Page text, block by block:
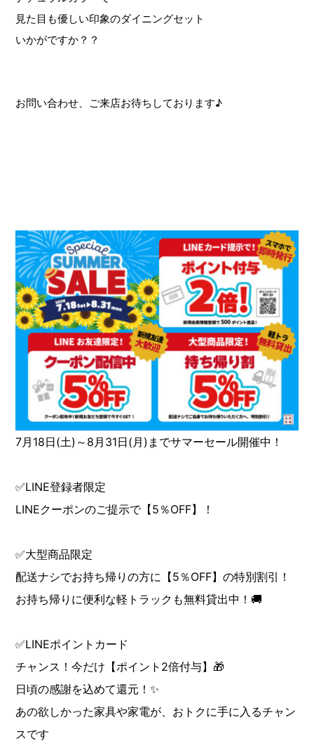
見た目も優しい印象のダイニングセット
いかがですか？？
お問い合わせ、ご来店お待ちしております♪
7月18日(土)～8月31日(月)までサマーセール開催中！
✅LINE登録者限定
LINEクーポンのご提示で【5％OFF】！
✅大型商品限定
配送ナシでお持ち帰りの方に【5％OFF】の特別割引！
お持ち帰りに便利な軽トラックも無料貸出中！🚚
✅LINEポイントカード
チャンス！今だけ【ポイント2倍付与】🎁
日頃の感謝を込めて還元！✨
あの欲しかった家具や家電が、おトクに手に入るチャン
スです